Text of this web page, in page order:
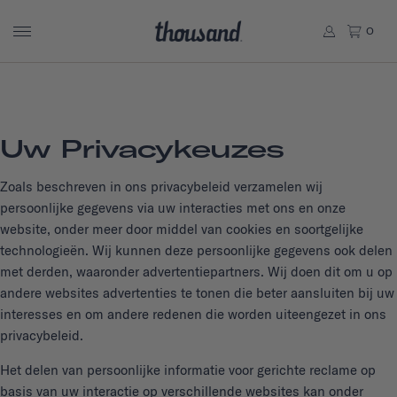
0
Uw Privacykeuzes
Zoals beschreven in ons privacybeleid verzamelen wij
persoonlijke gegevens via uw interacties met ons en onze
website, onder meer door middel van cookies en soortgelijke
technologieën. Wij kunnen deze persoonlijke gegevens ook delen
met derden, waaronder advertentiepartners. Wij doen dit om u op
andere websites advertenties te tonen die beter aansluiten bij uw
interesses en om andere redenen die worden uiteengezet in ons
privacybeleid.
Het delen van persoonlijke informatie voor gerichte reclame op
basis van uw interactie op verschillende websites kan onder